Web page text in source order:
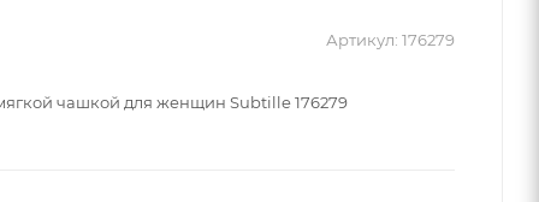
Артикул: 176279
чашкой для женщин Subtille 176279